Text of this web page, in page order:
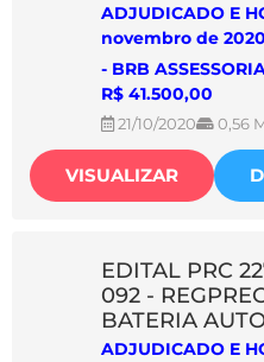
ADJUDICADO E
novembro de 2020
- BRB
R$ 41.500,00
21/10/2020 0,56
VISUALIZAR
EDITAL PRC
092 -
BATERIA
ADJUDICADO E